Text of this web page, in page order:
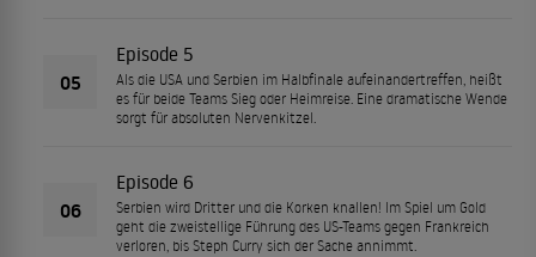
05
Episode 5
Als die USA und Serbien im Halbfinale aufeinandertreffen, heißt
es für beide Teams Sieg oder Heimreise. Eine dramatische Wende
sorgt für absoluten Nervenkitzel.
06
Episode 6
Serbien wird Dritter und die Korken knallen! Im Spiel um Gold
geht die zweistellige Führung des US-Teams gegen Frankreich
verloren, bis Steph Curry sich der Sache annimmt.